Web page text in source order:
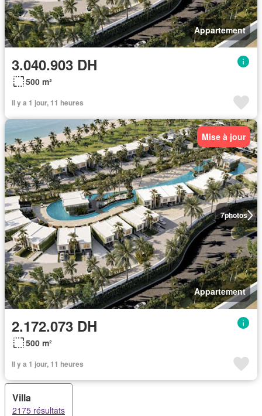
Appartement
3.040.903 DH
500 m²
Il y a 1 jour, 11 heures
7photos
Mise à jour
Appartement
2.172.073 DH
500 m²
Il y a 1 jour, 11 heures
Villa
2175 résultats